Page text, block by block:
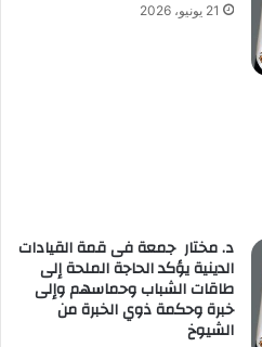
21 يونيو، 2026
د. مختار جمعة فى قمة القيادات
الدينية يؤكد الحاجة الملحة إلى
طاقات الشباب وحماسهم وإلى
خبرة وحكمة ذوي الخبرة من
الشيوخ